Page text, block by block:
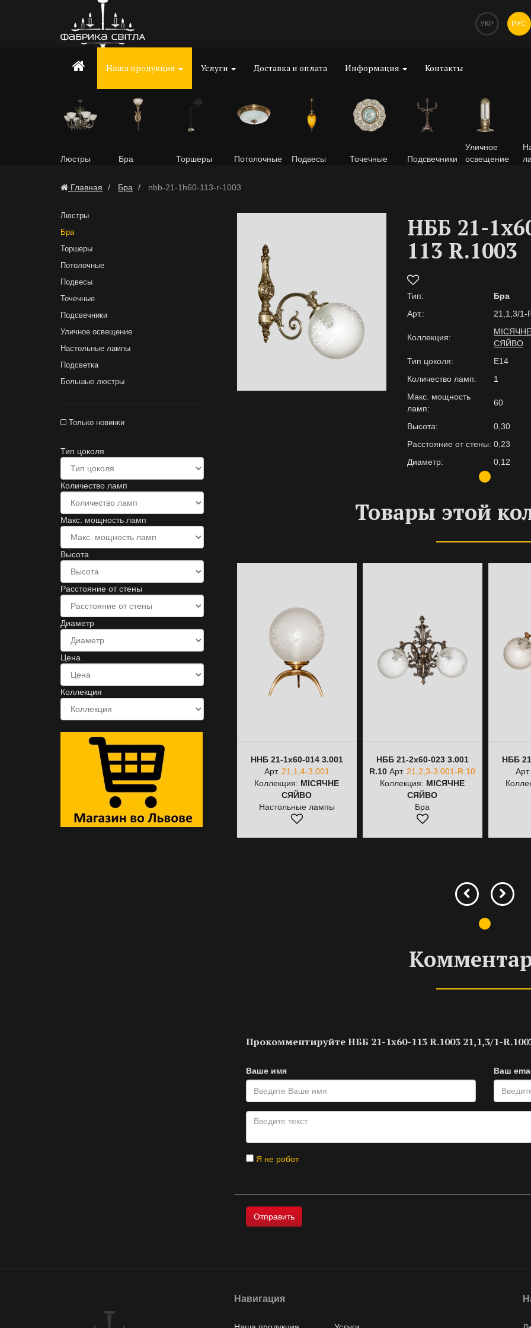
УКР РУС
Наша продукция Услуги Доставка и оплата Информация Контакты
Люстры Бра Торшеры Потолочные Подвесы Точечные Подсвечники
Уличное
освещение
Главная Бра nbb-21-1h60-113-r-1003
Люстры
Бра
Торшеры
Потолочные
Подвесы
Точечные
Подсвечники
Уличное освещение
Настольные лампы
Подсветка
Большые люстры
Только новинки
Тип цоколя
Количество ламп
Макс. мощность ламп
Высота
Расстояние от стены
Диаметр
Цена
Коллекция
НББ 21-
113 R.1003
Тип:
Бра
Арт.:
21,1,3/1-
Коллекция:
МІСЯЧНЕ
СЯЙВО
Тип цоколя:
E14
Количество ламп:
1
Макс. мощность
ламп:
60
Высота:
0,30
Расстояние от стены: 0,23
Диаметр:
0,12
Товары этой
ННБ 21-1х60-014 3.001
Арт. 21,1,4-3.001
Коллекция: МІСЯЧНЕ
СЯЙВО
Настольные лампы
НББ 21-2х60-023 3.001
R.10 Арт. 21,2,3-3.001-R.10
Коллекция: МІСЯЧНЕ
СЯЙВО
Бра
НББ
Арт.
Прокомментируйте НББ 21-1х60-113 R.1003 21,1,3/1-
Ваше имя Ваш
Я не робот
Навигация